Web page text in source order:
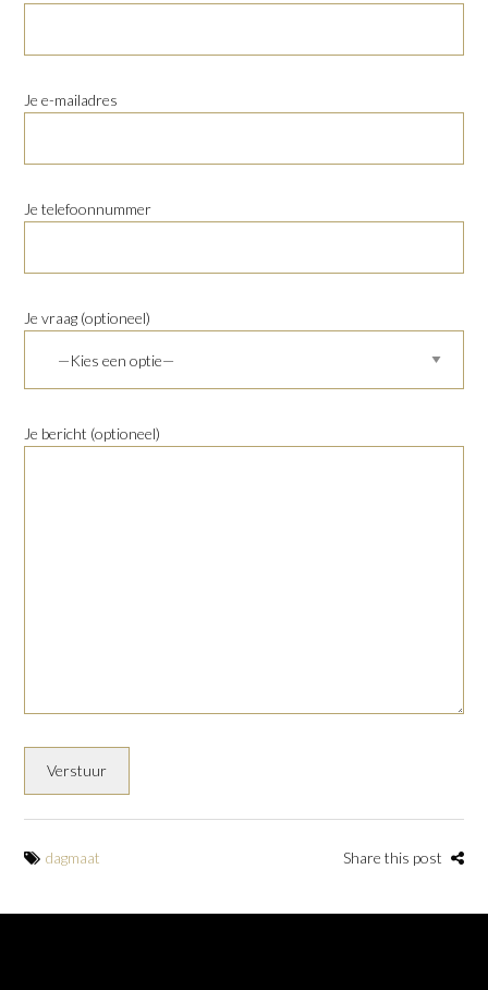
Je e-mailadres
Je telefoonnummer
Je vraag (optioneel)
Je bericht (optioneel)
dagmaat Share this post